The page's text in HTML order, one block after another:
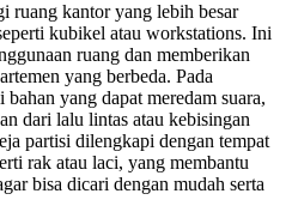
ruang kantor yang lebih besar
kubikel atau workstations. Ini
ruang dan memberikan
yang berbeda. Pada
yang dapat meredam suara,
dari lalu lintas atau kebisingan
partisi dilengkapi dengan tempat
rak atau laci, yang membantu
bisa dicari dengan mudah serta